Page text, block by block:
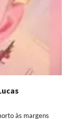
às margens